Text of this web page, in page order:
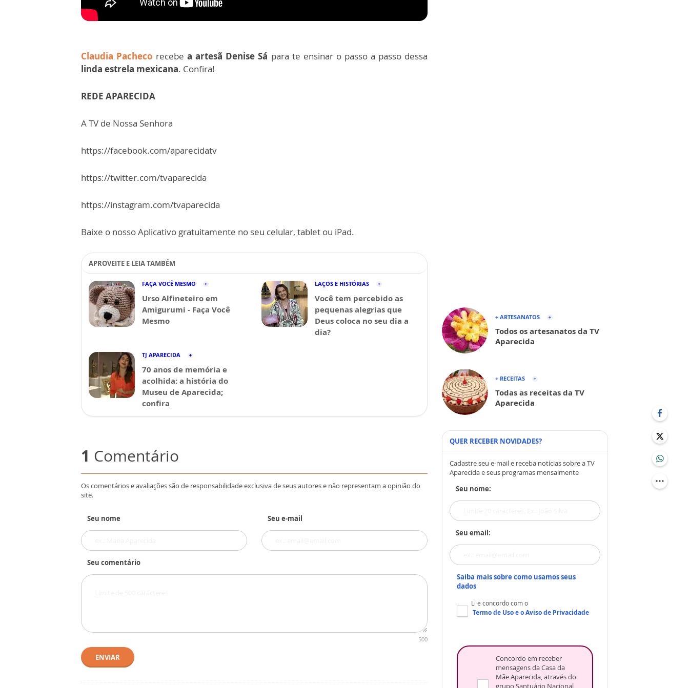
Claudia Pacheco recebea artesã Denise Sá para te ensinar o passo a passo dessa
linda estrela mexicana. Confira!
REDE APARECIDA
A TV de Nossa Senhora
https://facebook.com/aparecidatv
https://twitter.com/tvaparecida
https://instagram.com/tvaparecida
Baixe o nosso Aplicativo gratuitamente no seu celular, tablet ou iPad.
APROVEITE E LEIA TAMBÉM
FAÇA VOCÊ MESMO
Urso Alfineteiro em
Amigurumi - Faça Você
Mesmo
LAÇOS E HISTÓRIAS
Você tem percebido as
pequenas alegrias que
Deus coloca no seu dia a
dia?
TJ APARECIDA
70 anos de memória e
acolhida: a história do
Museu de Aparecida;
confira
1 Comentário
Os comentários e avaliações são de responsabilidade exclusiva de seus autores e não representam a opinião do
site.
Seu nome Seu e-mail
Seu comentário
500
ENVIAR
+ ARTESANATOS
Todos os artesanatos da TV
Aparecida
+ RECEITAS
Todas as receitas da TV
Aparecida
QUER RECEBER NOVIDADES?
Cadastre seu e-mail e receba notícias sobre a TV
Aparecida e seus programas mensalmente
Seu nome:
Seu email:
Saiba mais sobre como usamos seus
dados
Li e concordo com o
Termo de Usoe oAviso de Privacidade
Concordo em receber
mensagens da Casa da
Mãe Aparecida, através do
grupo Santuário Nacional